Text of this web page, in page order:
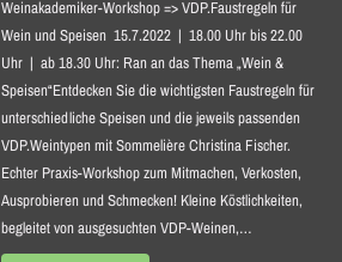
Weinakademiker-Workshop => VDP.Faustregeln für
Wein und Speisen 15.7.2022 | 18.00 Uhr bis 22.00
Uhr | ab 18.30 Uhr: Ran an das Thema „Wein &
Speisen“Entdecken Sie die wichtigsten Faustregeln für
unterschiedliche Speisen und die jeweils passenden
VDP.Weintypen mit Sommelière Christina Fischer.
Echter Praxis-Workshop zum Mitmachen, Verkosten,
Ausprobieren und Schmecken! Kleine Köstlichkeiten,
begleitet von ausgesuchten VDP-Weinen,…